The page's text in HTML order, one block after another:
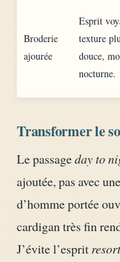
Broderie
ajourée
Esprit
texture
douce,
nocturne.
Transformer le
Le passageday to
ajoutée, pas avec
d’homme portée
cardigan très fin
J’évite l’esprit resort